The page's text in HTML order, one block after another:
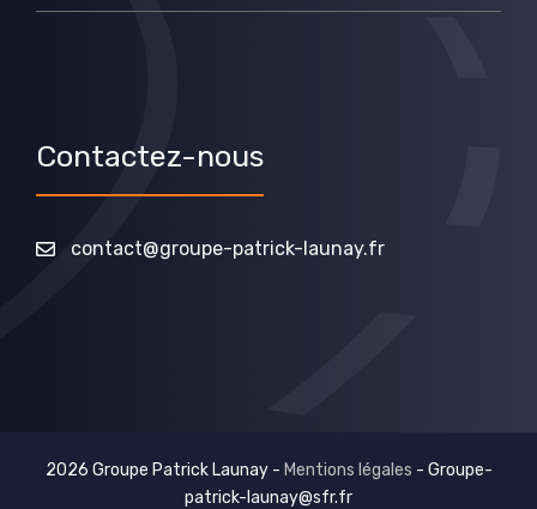
Contactez-nous
contact@groupe-patrick-launay.fr
2026 Groupe Patrick Launay - Mentions légales - Groupe-
patrick-launay@sfr.fr